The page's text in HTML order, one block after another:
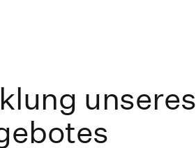
unseres